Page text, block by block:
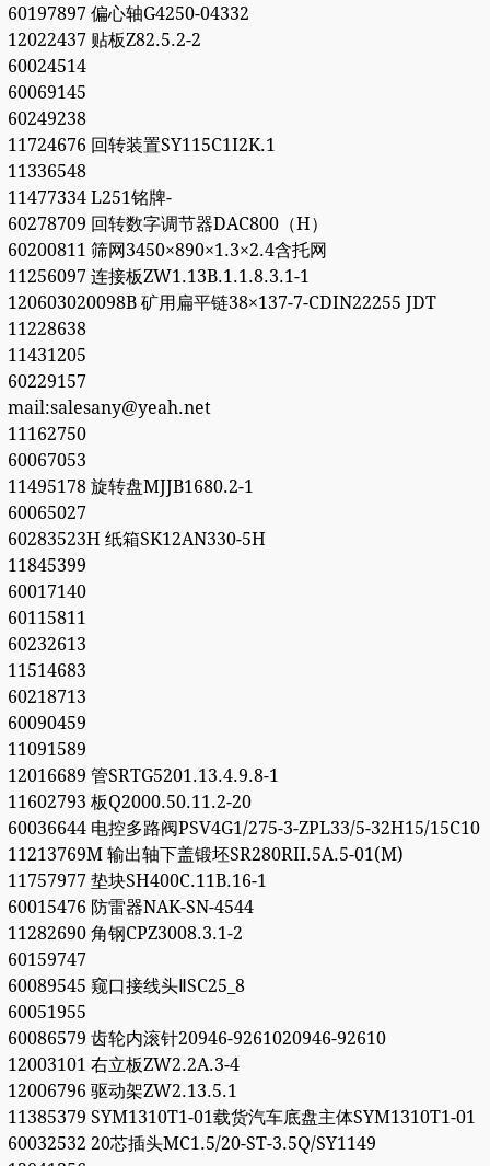
60197897 偏心轴G4250-04332
12022437 贴板Z82.5.2-2
60024514
60069145
60249238
11724676 回转装置SY115C1I2K.1
11336548
11477334 L251铭牌-
60278709 回转数字调节器DAC800（H）
60200811 筛网3450×890×1.3×2.4含托网
11256097 连接板ZW1.13B.1.1.8.3.1-1
120603020098B 矿用扁平链38×137-7-CDIN22255 JDT
11228638
11431205
60229157
mail:salesany@yeah.net
11162750
60067053
11495178 旋转盘MJJB1680.2-1
60065027
60283523H 纸箱SK12AN330-5H
11845399
60017140
60115811
60232613
11514683
60218713
60090459
11091589
12016689 管SRTG5201.13.4.9.8-1
11602793 板Q2000.50.11.2-20
60036644 电控多路阀PSV4G1/275-3-ZPL33/5-32H15/15C10
11213769M 输出轴下盖锻坯SR280RII.5A.5-01(M)
11757977 垫块SH400C.11B.16-1
60015476 防雷器NAK-SN-4544
11282690 角钢CPZ3008.3.1-2
60159747
60089545 窥口接线头ⅡSC25_8
60051955
60086579 齿轮内滚针20946-9261020946-92610
12003101 右立板ZW2.2A.3-4
12006796 驱动架ZW2.13.5.1
11385379 SYM1310T1-01载货汽车底盘主体SYM1310T1-01
60032532 20芯插头MC1.5/20-ST-3.5Q/SY1149